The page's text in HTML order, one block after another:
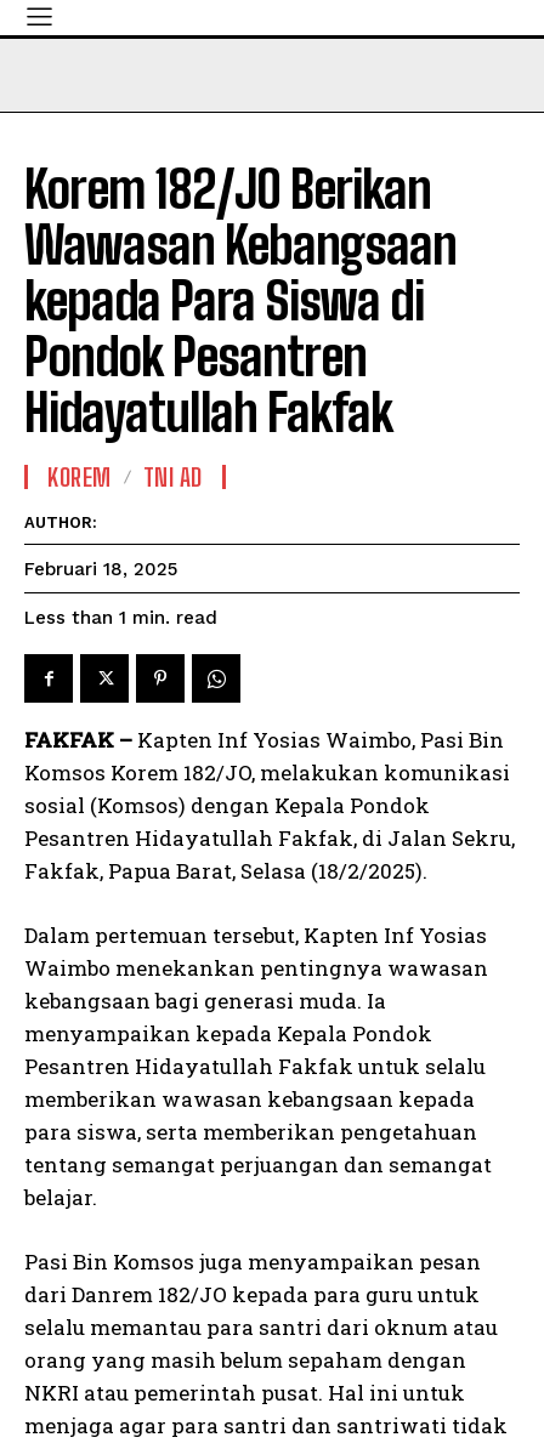
Korem 182/JO Berikan
Wawasan Kebangsaan
kepada Para Siswa di
Pondok Pesantren
Hidayatullah Fakfak
KOREM TNI AD
AUTHOR:
Februari 18, 2025
Less than 1 min. read
FAKFAK – Kapten Inf Yosias Waimbo, Pasi Bin
Komsos Korem 182/JO, melakukan komunikasi
sosial (Komsos) dengan Kepala Pondok
Pesantren Hidayatullah Fakfak, di Jalan Sekru,
Fakfak, Papua Barat, Selasa (18/2/2025).
Dalam pertemuan tersebut, Kapten Inf Yosias
Waimbo menekankan pentingnya wawasan
kebangsaan bagi generasi muda. Ia
menyampaikan kepada Kepala Pondok
Pesantren Hidayatullah Fakfak untuk selalu
memberikan wawasan kebangsaan kepada
para siswa, serta memberikan pengetahuan
tentang semangat perjuangan dan semangat
belajar.
Pasi Bin Komsos juga menyampaikan pesan
dari Danrem 182/JO kepada para guru untuk
selalu memantau para santri dari oknum atau
orang yang masih belum sepaham dengan
NKRI atau pemerintah pusat. Hal ini untuk
menjaga agar para santri dan santriwati tidak